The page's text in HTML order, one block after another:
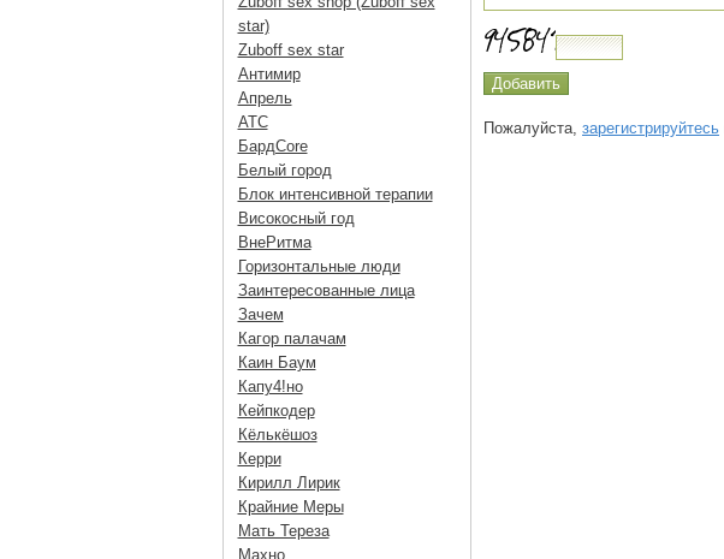
Пожалуйста, зарегистрируйтесь
star)
Zuboff sex star
Антимир
Апрель
АТС
БардCore
Белый город
Блок интенсивной терапии
Високосный год
ВнеРитма
Горизонтальные люди
Заинтересованные лица
Зачем
Кагор палачам
Каин Баум
Капу4!но
Кейпкодер
Кёлькёшоз
Керри
Кирилл Лирик
Крайние Меры
Мать Тереза
Махно